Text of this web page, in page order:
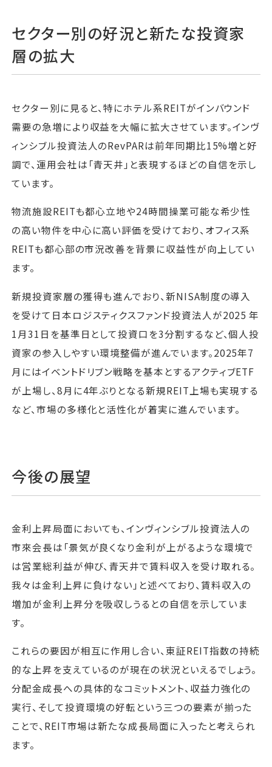
セクター別の好況と新たな投資家
層の拡大
セクター別に見ると、特にホテル系REITがインバウンド
需要の急増により収益を大幅に拡大させています。インヴ
ィンシブル投資法人のRevPARは前年同期比15%増と好
調で、運用会社は「青天井」と表現するほどの自信を示し
ています。
物流施設REITも都心立地や24時間操業可能な希少性
の高い物件を中心に高い評価を受けており、オフィス系
REITも都心部の市況改善を背景に収益性が向上してい
ます。
新規投資家層の獲得も進んでおり、新NISA制度の導入
を受けて日本ロジスティクスファンド投資法人が2025 年
1月31日を基準日として投資口を3分割するなど、個人投
資家の参入しやすい環境整備が進んでいます。2025年7
月にはイベントドリブン戦略を基本とするアクティブETF
が上場し、8月に4年ぶりとなる新規REIT上場も実現する
など、市場の多様化と活性化が着実に進んでいます。
今後の展望
金利上昇局面においても、インヴィンシブル投資法人の
市來会長は「景気が良くなり金利が上がるような環境で
は営業総利益が伸び、青天井で賃料収入を受け取れる。
我々は金利上昇に負けない」と述べており、賃料収入の
増加が金利上昇分を吸収しうるとの自信を示していま
す。
これらの要因が相互に作用し合い、東証REIT指数の持続
的な上昇を支えているのが現在の状況といえるでしょう。
分配金成長への具体的なコミットメント、収益力強化の
実行、そして投資環境の好転という三つの要素が揃った
ことで、REIT市場は新たな成長局面に入ったと考えられ
ます。